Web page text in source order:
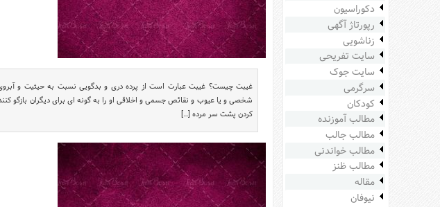
دکوراسیون
رپورتاژ آگهی
زناشویی
سایت تفریحی
سایت جوک
سرگرمی
کودکان
مطالب آموزنده
مطالب جالب
مطالب خواندنی
مطالب ظنز
مقاله
نیوفان
غیبت چیست؟ غیبت عبارت است از پرده درى و بدگویى نسبت به حیثیت و
شخصی و یا عیوب و نقائص جسمى و اخلاقى او را به گونه اى براى دیگران بازگو
کردن پشت سر مرده […]